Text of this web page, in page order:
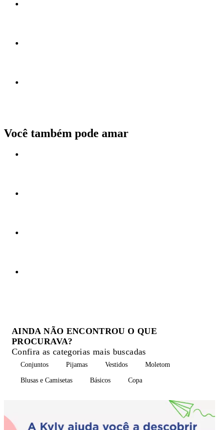
Você também pode amar
AINDA NÃO ENCONTROU O QUE
PROCURAVA?
Confira as categorias mais buscadas
Conjuntos Pijamas Vestidos Moletom
Blusas e Camisetas Básicos Copa